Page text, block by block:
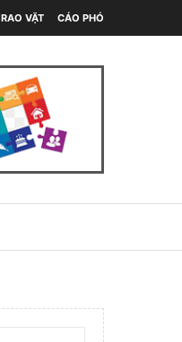
RAO VẶT CÁO PHÓ